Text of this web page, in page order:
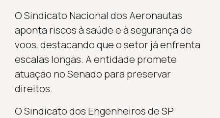
O Sindicato Nacional dos Aeronautas
aponta riscos à saúde e à segurança de
voos, destacando que o setor já enfrenta
escalas longas. A entidade promete
atuação no Senado para preservar
direitos.
O Sindicato dos Engenheiros de SP